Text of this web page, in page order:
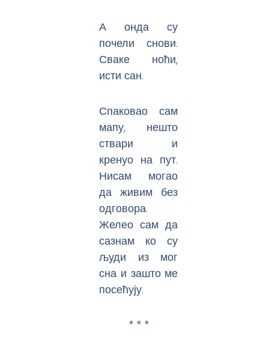
А онда су
почели снови.
Сваке ноћи,
исти сан.
Спаковао сам
мапу, нешто
ствари и
кренуо на пут.
Нисам могао
да живим без
одговора.
Желео сам да
сазнам ко су
људи из мог
сна и зашто ме
посећују.
* * *